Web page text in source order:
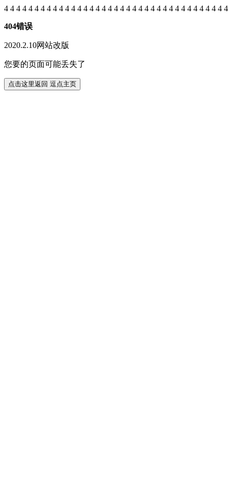
4 4 4 4 4 4 4 4 4 4 4 4 4 4 4 4 4 4 4 4 4 4 4 4 4 4 4 4 4 4 4 4 4 4 4 4 4
404错误
2020.2.10网站改版
您要的页面可能丢失了
点击这里返回 逗点主页